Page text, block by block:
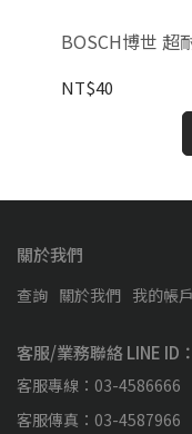
BOSCH博世 超
NT$40
關於我們
查詢 關於我們 我的帳戶
客服/業務聯絡 LINE ID
客服專線：03-4586666
客服傳真：03-4587966